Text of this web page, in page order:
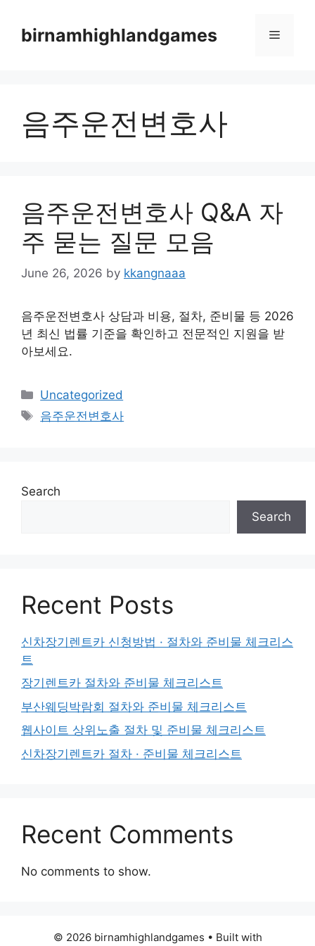
contentbirnamhighlandgames Menu
음주운전변호사
음주운전변호사 Q&A 자
주 묻는 질문 모음
June 26, 2026 by kkangnaaa
음주운전변호사 상담과 비용, 절차, 준비물 등 2026
년 최신 법률 기준을 확인하고 전문적인 지원을 받
아보세요.
Categories
Uncategorized
Tags
음주운전변호사
Search
Search
Recent Posts
신차장기렌트카 신청방법 · 절차와 준비물 체크리스
트
장기렌트카 절차와 준비물 체크리스트
부산웨딩박람회 절차와 준비물 체크리스트
웹사이트 상위노출 절차 및 준비물 체크리스트
신차장기렌트카 절차 · 준비물 체크리스트
Recent Comments
No comments to show.
© 2026 birnamhighlandgames • Built with